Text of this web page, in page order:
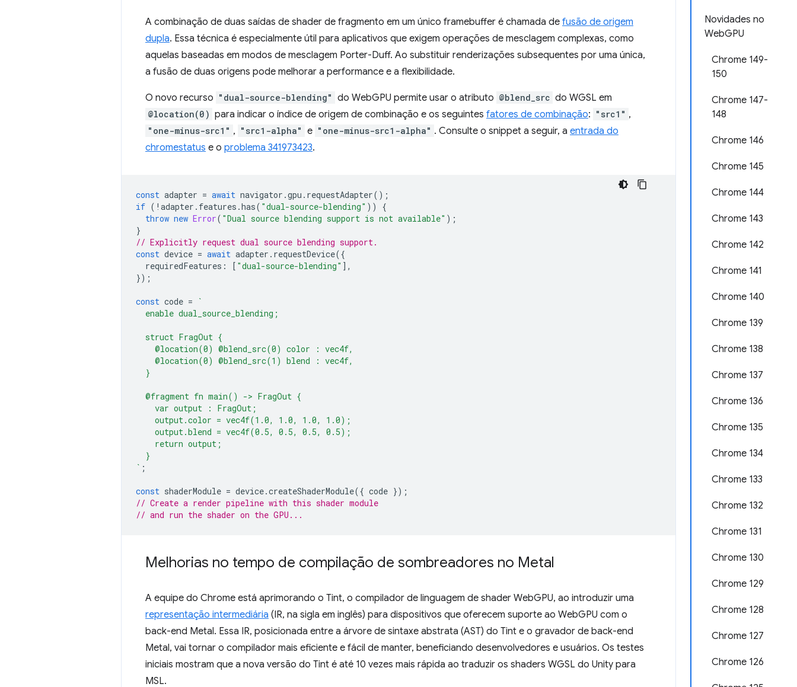
Novidades no
WebGPU
Chrome 149-
150
Chrome 147-
148
Chrome 146
Chrome 145
Chrome 144
Chrome 143
Chrome 142
Chrome 141
Chrome 140
Chrome 139
Chrome 138
Chrome 137
Chrome 136
Chrome 135
Chrome 134
Chrome 133
Chrome 132
Chrome 131
Chrome 130
Chrome 129
Chrome 128
Chrome 127
Chrome 126
A combinação de duas saídas de shader de fragmento em um único framebuffer é chamada de fusão de origem
dupla. Essa técnica é especialmente útil para aplicativos que exigem operações de mesclagem complexas, como
aquelas baseadas em modos de mesclagem Porter-Duff. Ao substituir renderizações subsequentes por uma única,
a fusão de duas origens pode melhorar a performance e a flexibilidade.
O novo recurso "dual-source-blending" do WebGPU permite usar o atributo @blend_src do WGSL em
@location(0) para indicar o índice de origem de combinação e os seguintes fatores de combinação: "src1" ,
"one-minus-src1" , "src1-alpha" e "one-minus-src1-alpha" . Consulte o snippet a seguir, a entrada do
chromestatus e o problema 341973423.
const adapter = await navigator .gpu . requestAdapter();
if ( ! adapter . features .has( "dual-source-blending" ))
{
throw new Error( "Dual source blending support is not available" );
}
// Explicitly request dual source blending support.
const device = await adapter . requestDevice({
requiredFeatures : [ "dual-source-blending" ],
});
const code =
`
  enable dual_source_blending;
  struct FragOut {
    @location(0) @blend_src(0) color : vec4f,
    @location(0) @blend_src(1) blend : vec4f,
  }
  @fragment fn main() -> FragOut {
    var output : FragOut;
    output.color = vec4f(1.0, 1.0, 1.0, 1.0);
    output.blend = vec4f(0.5, 0.5, 0.5, 0.5);
    return output;
  }
` ;
const shaderModule = device.createShaderModule({ code });
// Create a render pipeline with this shader module
// and run the shader on the GPU...
Melhorias no tempo de compilação de sombreadores no Metal
A equipe do Chrome está aprimorando o Tint, o compilador de linguagem de shader WebGPU, ao introduzir uma
representação intermediária (IR, na sigla em inglês) para dispositivos que oferecem suporte ao WebGPU com o
back-end Metal. Essa IR, posicionada entre a árvore de sintaxe abstrata (AST) do Tint e o gravador de back-end
Metal, vai tornar o compilador mais eficiente e fácil de manter, beneficiando desenvolvedores e usuários. Os testes
iniciais mostram que a nova versão do Tint é até 10 vezes mais rápida ao traduzir os shaders WGSL do Unity para
MSL.